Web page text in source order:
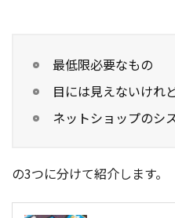
最低限必要なもの
目には見えないけれ
ネットショップのシ
の3つに分けて紹介します。